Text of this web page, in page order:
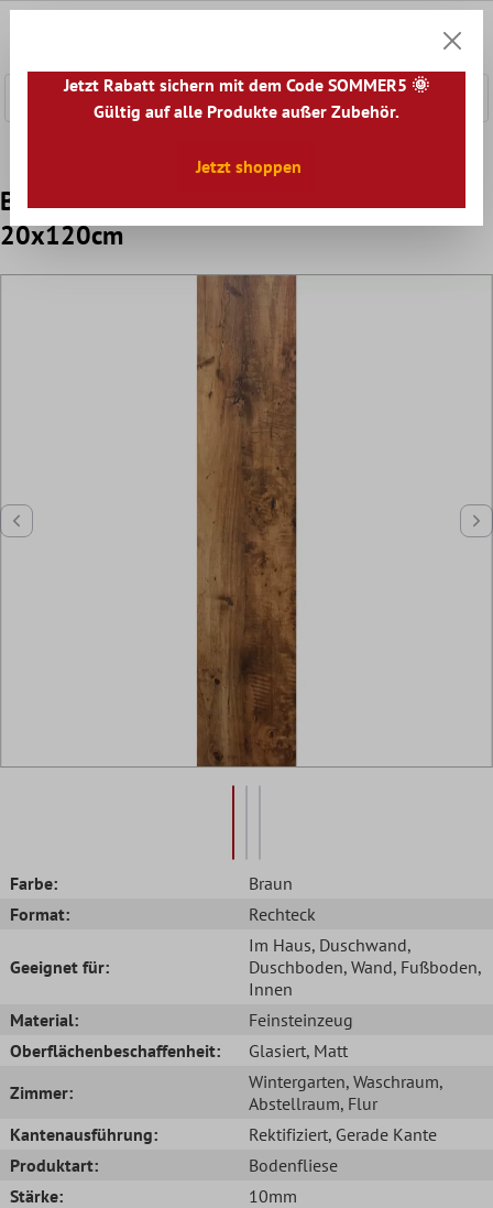
Bodenfliesen Holzoptik Opossum Braun
20x120cm
Farbe:
Braun
Format:
Rechteck
Geeignet für:
Im Haus, Duschwand,
Duschboden, Wand, Fußboden,
Innen
Material:
Feinsteinzeug
Oberflächenbeschaffenheit:
Glasiert, Matt
Zimmer:
Wintergarten, Waschraum,
Abstellraum, Flur
Kantenausführung:
Rektifiziert, Gerade Kante
Produktart:
Bodenfliese
Stärke:
10mm
Jetzt Rabatt sichern mit dem Code SOMMER5 🌞
Gültig auf alle Produkte außer Zubehör.
Jetzt shoppen